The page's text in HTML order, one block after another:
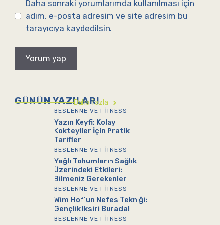
Daha sonraki yorumlarımda kullanılması için
adım, e-posta adresim ve site adresim bu
tarayıcıya kaydedilsin.
GÜNÜN YAZILARI
Daha fazla
BESLENME VE FITNESS
Yazın Keyfi: Kolay
Kokteyller İçin Pratik
Tarifler
BESLENME VE FITNESS
Yağlı Tohumların Sağlık
Üzerindeki Etkileri:
Bilmeniz Gerekenler
BESLENME VE FITNESS
Wim Hof’un Nefes Tekniği:
Gençlik Iksiri Burada!
BESLENME VE FITNESS